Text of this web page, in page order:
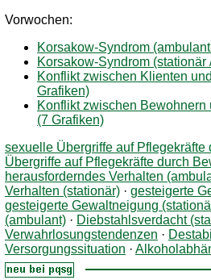
Vorwochen:
Korsakow-Syndrom
Korsakow-Syndrom (stationär
Konflikt zwischen Klienten
Grafiken)
Konflikt zwischen Bewohnern
(7 Grafiken)
sexuelle Übergriffe auf Pflegekräfte
Übergriffe auf Pflegekräfte durch
herausforderndes Verhalten
Verhalten (stationär) · gesteigerte
gesteigerte Gewaltneigung
(ambulant) · Diebstahlsverdacht
Verwahrlosungstendenzen ·
Versorgungssituation ·